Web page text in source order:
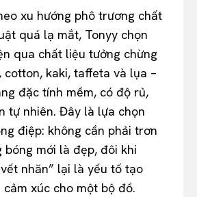
xu hướng phô trương chất
quá lạ mắt, Tonyy chọn
qua chất liệu tưởng chừng
cotton, kaki, taffeta và lụa –
đặc tính mềm, có độ rủ,
tự nhiên. Đây là lựa chọn
điệp: không cần phải trơn
bóng mới là đẹp, đôi khi
nhăn” lại là yếu tố tạo
cảm xúc cho một bộ đồ.